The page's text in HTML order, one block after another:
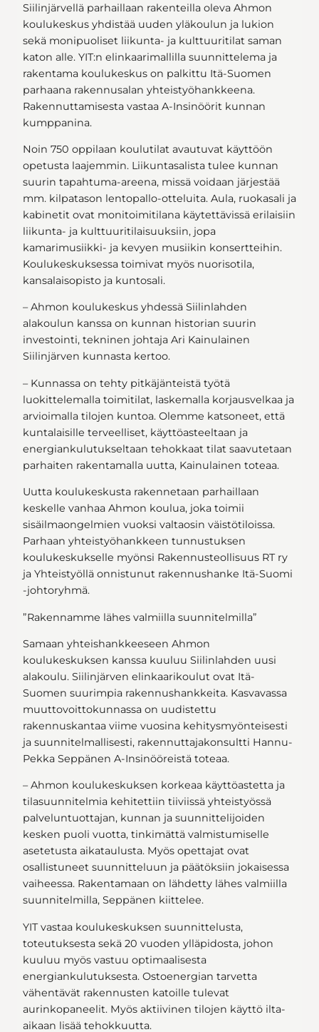
Siilinjärvellä parhaillaan rakenteilla oleva Ahmon
koulukeskus yhdistää uuden yläkoulun ja lukion
sekä monipuoliset liikunta- ja kulttuuritilat saman
katon alle. YIT:n elinkaarimallilla suunnittelema ja
rakentama koulukeskus on palkittu Itä-Suomen
parhaana rakennusalan yhteistyöhankkeena.
Rakennuttamisesta vastaa A-Insinöörit kunnan
kumppanina.
Noin 750 oppilaan koulutilat avautuvat käyttöön
opetusta laajemmin. Liikuntasalista tulee kunnan
suurin tapahtuma-areena, missä voidaan järjestää
mm. kilpatason lentopallo-otteluita. Aula, ruokasali ja
kabinetit ovat monitoimitilana käytettävissä erilaisiin
liikunta- ja kulttuuritilaisuuksiin, jopa
kamarimusiikki- ja kevyen musiikin konsertteihin.
Koulukeskuksessa toimivat myös nuorisotila,
kansalaisopisto ja kuntosali.
– Ahmon koulukeskus yhdessä Siilinlahden
alakoulun kanssa on kunnan historian suurin
investointi, tekninen johtaja Ari Kainulainen
Siilinjärven kunnasta kertoo.
– Kunnassa on tehty pitkäjänteistä työtä
luokittelemalla toimitilat, laskemalla korjausvelkaa ja
arvioimalla tilojen kuntoa. Olemme katsoneet, että
kuntalaisille terveelliset, käyttöasteeltaan ja
energiankulutukseltaan tehokkaat tilat saavutetaan
parhaiten rakentamalla uutta, Kainulainen toteaa.
Uutta koulukeskusta rakennetaan parhaillaan
keskelle vanhaa Ahmon koulua, joka toimii
sisäilmaongelmien vuoksi valtaosin väistötiloissa.
Parhaan yhteistyöhankkeen tunnustuksen
koulukeskukselle myönsi Rakennusteollisuus RT ry
ja Yhteistyöllä onnistunut rakennushanke Itä-Suomi
-johtoryhmä.
”Rakennamme lähes valmiilla suunnitelmilla”
Samaan yhteishankkeeseen Ahmon
koulukeskuksen kanssa kuuluu Siilinlahden uusi
alakoulu. Siilinjärven elinkaarikoulut ovat Itä-
Suomen suurimpia rakennushankkeita. Kasvavassa
muuttovoittokunnassa on uudistettu
rakennuskantaa viime vuosina kehitysmyönteisesti
ja suunnitelmallisesti, rakennuttajakonsultti Hannu-
Pekka Seppänen A-Insinööreistä toteaa.
– Ahmon koulukeskuksen korkeaa käyttöastetta ja
tilasuunnitelmia kehitettiin tiiviissä yhteistyössä
palveluntuottajan, kunnan ja suunnittelijoiden
kesken puoli vuotta, tinkimättä valmistumiselle
asetetusta aikataulusta. Myös opettajat ovat
osallistuneet suunnitteluun ja päätöksiin jokaisessa
vaiheessa. Rakentamaan on lähdetty lähes valmiilla
suunnitelmilla, Seppänen kiittelee.
YIT vastaa koulukeskuksen suunnittelusta,
toteutuksesta sekä 20 vuoden ylläpidosta, johon
kuuluu myös vastuu optimaalisesta
energiankulutuksesta. Ostoenergian tarvetta
vähentävät rakennusten katoille tulevat
aurinkopaneelit. Myös aktiivinen tilojen käyttö ilta-
aikaan lisää tehokkuutta.